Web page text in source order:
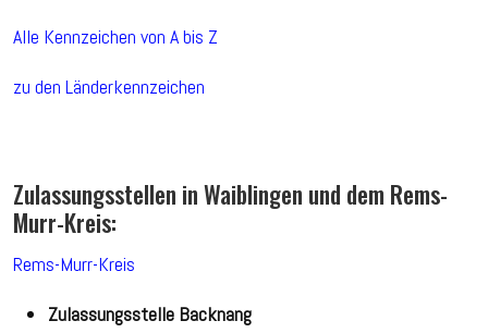
Alle Kennzeichen von A bis Z
zu den Länderkennzeichen
Zulassungsstellen in Waiblingen und dem Rems-
Murr-Kreis:
Rems-Murr-Kreis
Zulassungsstelle Backnang